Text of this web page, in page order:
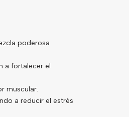
poderosa
a fortalecer el
muscular.
a reducir el estrés